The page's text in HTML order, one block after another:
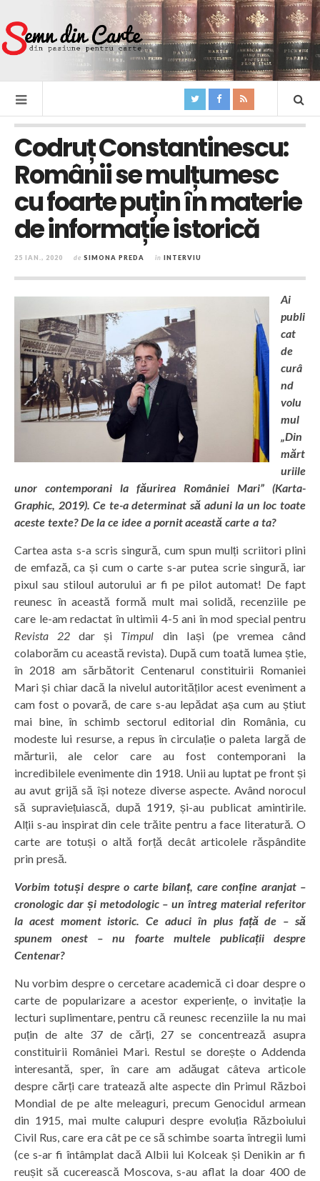
Codruț Constantinescu:
Românii se mulțumesc
cu foarte puțin în materie
de informație istorică
25 IAN., 2020 de SIMONA PREDA în INTERVIU
Ai
publi
cat
de
curâ
nd
volu
mul
„Din
mărt
uriile
unor contemporani la făurirea României Mari” (Karta-
Graphic, 2019). Ce te-a determinat să aduni la un loc toate
aceste texte? De la ce idee a pornit această carte a ta?
Cartea asta s-a scris singură, cum spun mulți scriitori plini
de emfază, ca și cum o carte s-ar putea scrie singură, iar
pixul sau stiloul autorului ar fi pe pilot automat! De fapt
reunesc în această formă mult mai solidă, recenziile pe
care le-am redactat în ultimii 4-5 ani în mod special pentru
Revista 22 dar și Timpul din Iași (pe vremea când
colaborăm cu această revista). După cum toată lumea știe,
în 2018 am sărbătorit Centenarul constituirii Romaniei
Mari și chiar dacă la nivelul autorităților acest eveniment a
cam fost o povară, de care s-au lepădat așa cum au știut
mai bine, în schimb sectorul editorial din România, cu
modeste lui resurse, a repus în circulație o paleta largă de
mărturii, ale celor care au fost contemporani la
incredibilele evenimente din 1918. Unii au luptat pe front și
au avut grijă să își noteze diverse aspecte. Având norocul
să supraviețuiască, după 1919, și-au publicat amintirile.
Alții s-au inspirat din cele trăite pentru a face literatură. O
carte are totuși o altă forță decât articolele răspândite
prin presă.
Vorbim totuși despre o carte bilanț, care conține aranjat –
cronologic dar și metodologic – un întreg material referitor
la acest moment istoric. Ce aduci în plus față de – să
spunem onest – nu foarte multele publicații despre
Centenar?
Nu vorbim despre o cercetare academică ci doar despre o
carte de popularizare a acestor experiențe, o invitație la
lecturi suplimentare, pentru că reunesc recenziile la nu mai
puțin de alte 37 de cărți, 27 se concentrează asupra
constituirii României Mari. Restul se dorește o Addenda
interesantă, sper, în care am adăugat câteva articole
despre cărți care tratează alte aspecte din Primul Război
Mondial de pe alte meleaguri, precum Genocidul armean
din 1915, mai multe calupuri despre evoluția Războiului
Civil Rus, care era cât pe ce să schimbe soarta întregii lumi
(ce s-ar fi întâmplat dacă Albii lui Kolceak și Denikin ar fi
reușit să cucerească Moscova, s-au aflat la doar 400 de